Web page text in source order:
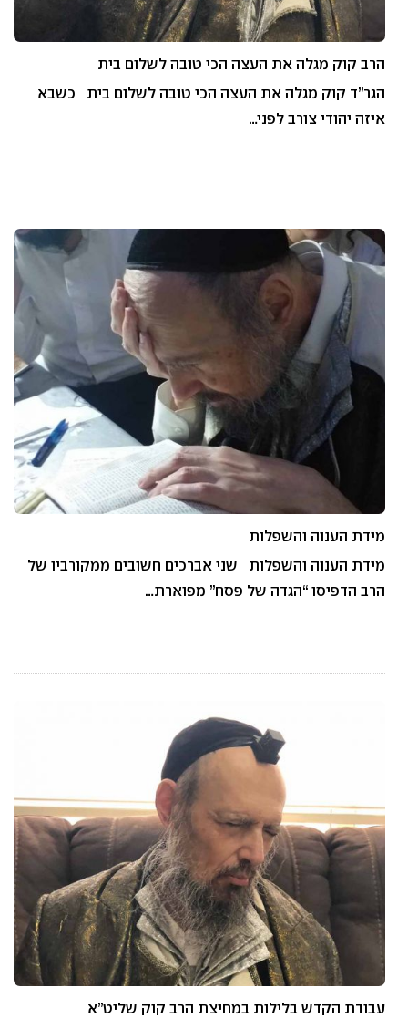
הרב קוק מגלה את העצה הכי טובה לשלום בית
הגר”ד קוק מגלה את העצה הכי טובה לשלום בית כשבא
איזה יהודי צורב לפני…
מידת הענוה והשפלות
מידת הענוה והשפלות שני אברכים חשובים ממקורביו של
הרב הדפיסו “הגדה של פסח” מפוארת…
עבודת הקדש בלילות במחיצת הרב קוק שליט”א